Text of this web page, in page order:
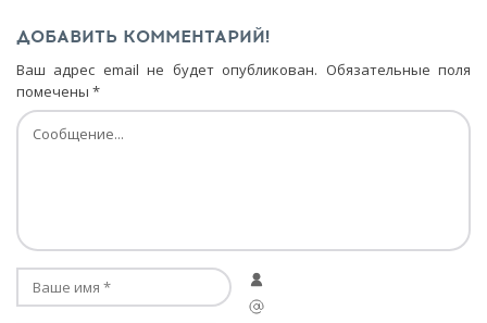
ДОБАВИТЬ КОММЕНТАРИЙ!
Ваш адрес email не будет опубликован. Обязательные поля
помечены *